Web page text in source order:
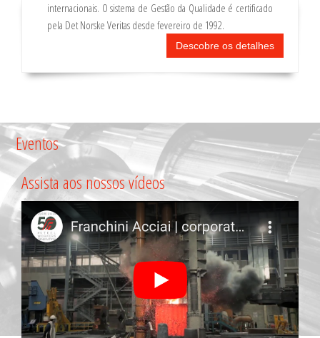
internacionais. O sistema de Gestão da Qualidade é certificado
pela Det Norske Veritas desde fevereiro de 1992.
Descobre os detalhes
Eventos
Assista aos nossos vídeos